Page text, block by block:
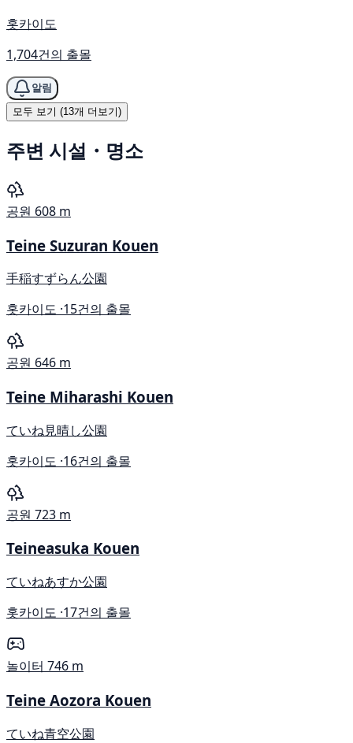
홋카이도
1,704건의 출몰
알림
모두 보기 (13개 더보기)
주변 시설・명소
공원 608 m
Teine Suzuran Kouen
手稲すずらん公園
홋카이도 ·15건의 출몰
공원 646 m
Teine Miharashi Kouen
ていね見晴し公園
홋카이도 ·16건의 출몰
공원 723 m
Teineasuka Kouen
ていねあすか公園
홋카이도 ·17건의 출몰
놀이터 746 m
Teine Aozora Kouen
ていね青空公園